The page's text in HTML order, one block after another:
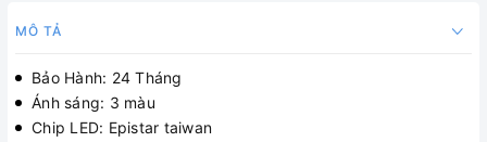
MÔ TẢ
Bảo Hành: 24 Tháng
Ánh sáng: 3 màu
Chip LED: Epistar taiwan